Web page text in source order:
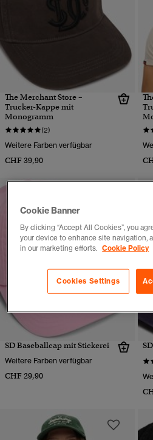
The Merchant Store –
Trucker-Kappe mit
Monogramm
(2)
Weitere Farben verfügbar
CHF 39,90
SD Baseballcap mit Stickerei
Weitere Farben verfügbar
CHF 29,90
Cookie Banner
By clicking “Accept All Cookies”, you
your device to enhance site navigation,
in our marketing efforts. Cookie Policy
Cookies Settings